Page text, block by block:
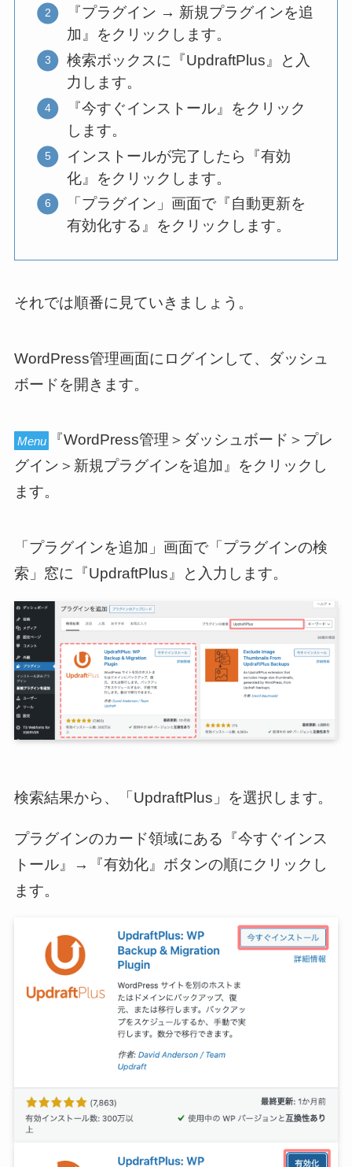
『プラグイン → 新規プラグインを追
加』をクリックします。
検索ボックスに『UpdraftPlus』と入
力します。
『今すぐインストール』をクリック
します。
インストールが完了したら『有効
化』をクリックします。
「プラグイン」画面で『自動更新を
有効化する』をクリックします。
それでは順番に見ていきましょう。
WordPress管理画面にログインして、ダッシュ
ボードを開きます。
Menu
『WordPress管理＞ダッシュボード＞プレ
グイン＞新規プラグインを追加』をクリックし
ます。
「プラグインを追加」画面で「プラグインの検
索」窓に『UpdraftPlus』と入力します。
検索結果から、「UpdraftPlus」を選択します。
プラグインのカード領域にある『今すぐインス
トール』→『有効化』ボタンの順にクリックし
ます。